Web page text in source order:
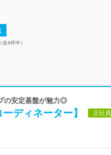
全4件中）
の安定基盤が魅力◎
ディネーター】 正社員